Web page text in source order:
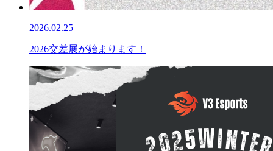
2026.02.25
2026交差展が始まります！